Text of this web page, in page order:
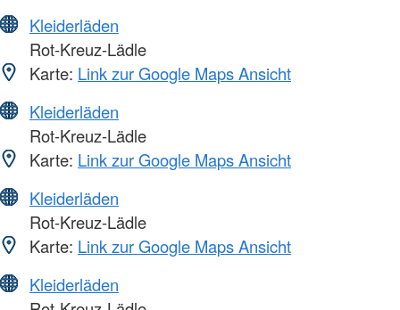
Kleiderläden
Rot-Kreuz-Lädle
Karte: Link zur Google Maps Ansicht
Kleiderläden
Rot-Kreuz-Lädle
Karte: Link zur Google Maps Ansicht
Kleiderläden
Rot-Kreuz-Lädle
Karte: Link zur Google Maps Ansicht
Kleiderläden